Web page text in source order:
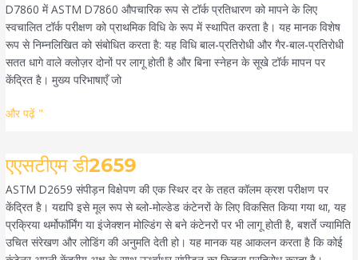
D7860 में ASTM D7860 औपचारिक रूप से टॉर्क प्रतिधारण को मापने के लिए
स्वचालित टॉर्क परीक्षण को प्राथमिक विधि के रूप में स्थापित करता है। यह मानक विशेष
रूप से निम्नलिखित को संबोधित करता है: यह विधि बाल-प्रतिरोधी और गैर-बाल-प्रतिरोधी
सतत धागे वाले क्लोज़र दोनों पर लागू होती है और बिना स्नेहन के सूखे टॉर्क मापन पर
केंद्रित है। मुख्य परिभाषाएँ जो
और पढ़ें "
एएसटीएम डी2659
ASTM D2659 संपीड़न विक्षेपण की एक स्थिर दर के तहत कॉलम क्रश परीक्षण पर
केंद्रित है। यद्यपि इसे मूल रूप से ब्लो-मोल्डेड कंटेनरों के लिए विकसित किया गया था, यह
प्रक्रिया थर्मोफॉर्मिंग या इंजेक्शन मोल्डिंग से बने कंटेनरों पर भी लागू होती है, बशर्ते ज्यामिति
उचित संरेखण और लोडिंग की अनुमति देती हो। यह मानक यह आकलन करता है कि कोई
एएसटीएम
डी2659